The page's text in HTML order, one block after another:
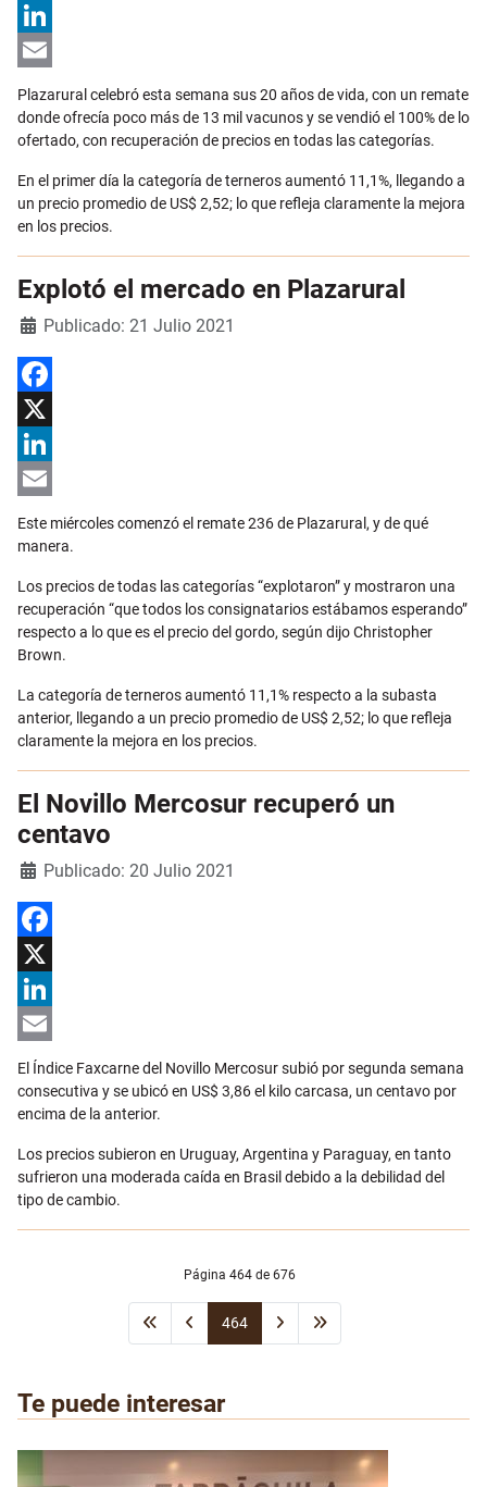
X
LinkedIn
Email
Plazarural celebró esta semana sus 20 años de vida, con un remate
donde ofrecía poco más de 13 mil vacunos y se vendió el 100% de lo
ofertado, con recuperación de precios en todas las categorías.
En el primer día la categoría de terneros aumentó 11,1%, llegando a
un precio promedio de US$ 2,52; lo que refleja claramente la mejora
en los precios.
Explotó el mercado en Plazarural
DetallesPublicado: 21 Julio 2021
Facebook
X
LinkedIn
Este miércoles comenzó el remate 236 de Plazarural, y de qué
manera.
Los precios de todas las categorías “explotaron” y mostraron una
recuperación “que todos los consignatarios estábamos esperando”
respecto a lo que es el precio del gordo, según dijo Christopher
Brown.
La categoría de terneros aumentó 11,1% respecto a la subasta
anterior, llegando a un precio promedio de US$ 2,52; lo que refleja
claramente la mejora en los precios.
El Novillo Mercosur recuperó un
centavo
DetallesPublicado: 20 Julio 2021
Facebook
X
LinkedIn
Email
El Índice Faxcarne del Novillo Mercosur subió por segunda semana
consecutiva y se ubicó en US$ 3,86 el kilo carcasa, un centavo por
encima de la anterior.
Los precios subieron en Uruguay, Argentina y Paraguay, en tanto
sufrieron una moderada caída en Brasil debido a la debilidad del
tipo de cambio.
Página 464 de 676
464
Te puede interesar